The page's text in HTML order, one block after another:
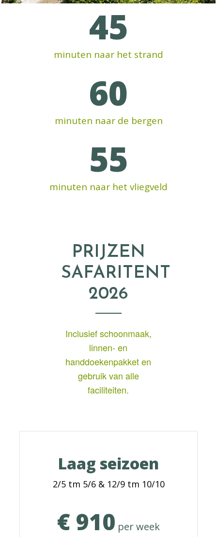
minuten naar het strand
45
minuten naar de bergen
60
minuten naar het vliegveld
55
PRIJZEN
SAFARITENT
2026
Inclusief schoonmaak,
linnen- en
handdoekenpakket en
gebruik van alle
faciliteiten.
Laag seizoen
2/5 tm 5/6 & 12/9 tm 10/10
€ 910 per week